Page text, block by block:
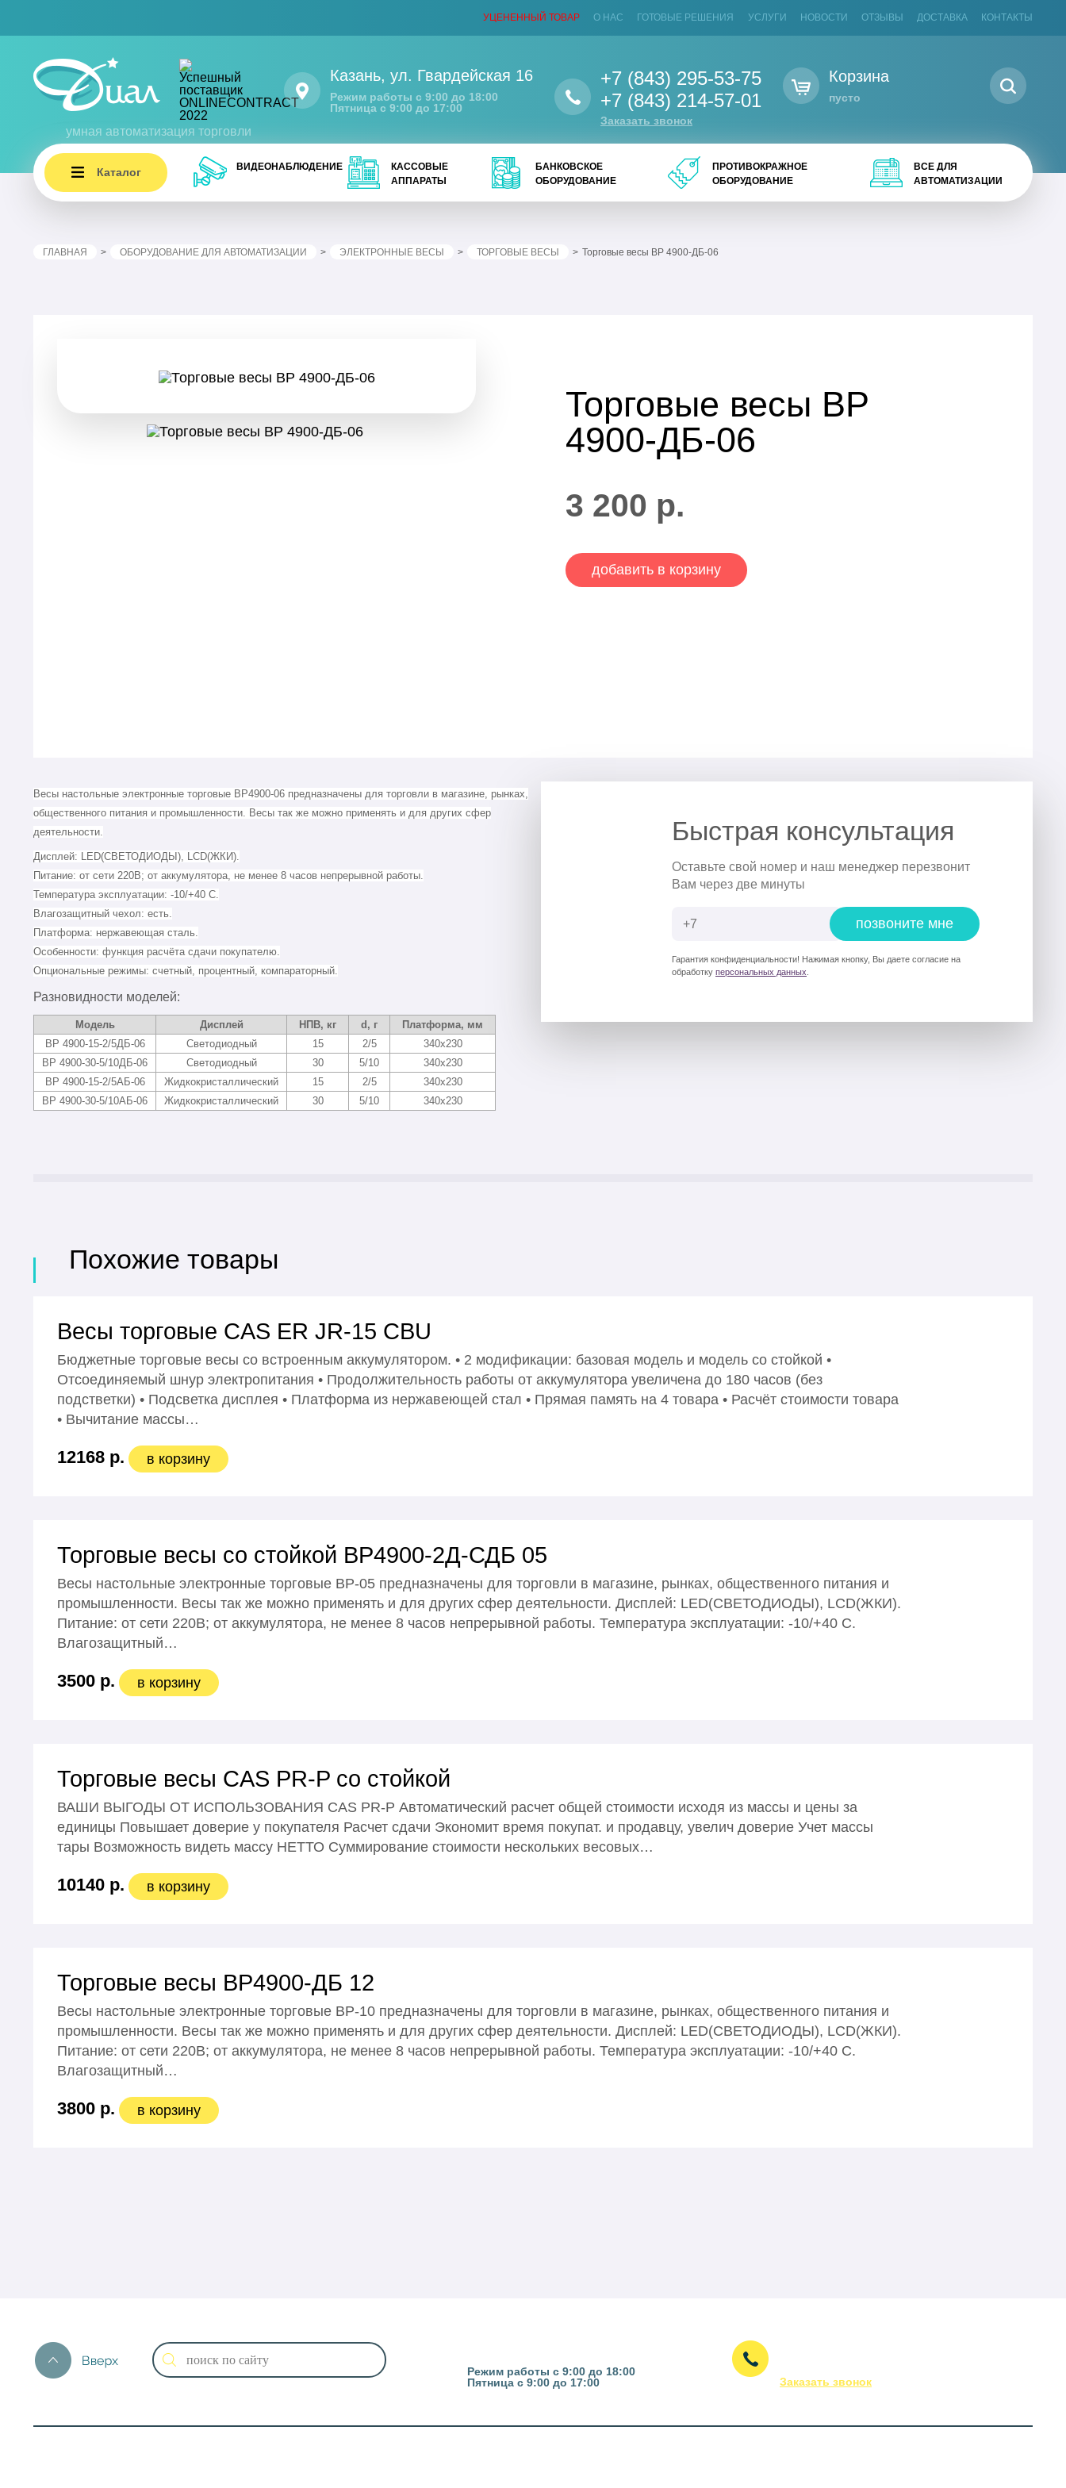
УЦЕНЕННЫЙ ТОВАР О НАС ГОТОВЫЕ РЕШЕНИЯ УСЛУГИ НОВОСТИ ОТЗЫВЫ ДОСТАВКА КОНТАКТЫ
умная автоматизация торговли
Казань, ул. Гвардейская 16
Режим работы с 9:00 до 18:00
Пятница с 9:00 до 17:00
+7 (843) 295-53-75
+7 (843) 214-57-01
Заказать звонок
Корзина
пусто
Каталог ВИДЕОНАБЛЮДЕНИЕ
КАССОВЫЕ
АППАРАТЫ
БАНКОВСКОЕ
ОБОРУДОВАНИЕ
ПРОТИВОКРАЖНОЕ
ОБОРУДОВАНИЕ
ВСЕ ДЛЯ
АВТОМАТИЗАЦИИ
ГЛАВНАЯ ОБОРУДОВАНИЕ ДЛЯ АВТОМАТИЗАЦИИ ЭЛЕКТРОННЫЕ ВЕСЫ ТОРГОВЫЕ ВЕСЫ Торговые весы ВР 4900-ДБ-06
Торговые весы ВР
4900-ДБ-06
3 200 р.
добавить в корзину
Быстрая консультация
Оставьте свой номер и наш менеджер перезвонит
Вам через две минуты
позвоните мне
Гарантия конфиденциальности! Нажимая кнопку, Вы даете согласие на
обработку персональных данных
Весы настольные электронные торговые ВР4900-06 предназначены для торговли в магазине, рынках,
общественного питания и промышленности. Весы так же можно применять и для других сфер
деятельности.
Дисплей: LЕD(СВЕТОДИОДЫ), LСD(ЖКИ).
Питание: от сети 220В; от аккумулятора, не менее 8 часов непрерывной работы.
Температура эксплуатации: -10/+40 С.
Влагозащитный чехол: есть.
Платформа: нержавеющая сталь.
Особенности: функция расчёта сдачи покупателю.
Опциональные режимы: счетный, процентный, компараторный.
Разновидности моделей:
Модель Дисплей НПВ, кг d, г
Платформа, мм
ВР 4900-15-2/5ДБ-06
Светодиодный 15 2/5
340х230
ВР 4900-30-5/10ДБ-06
Светодиодный 30 5/10
340х230
ВР 4900-15-2/5АБ-06
Жидкокристаллический 15 2/5
340х230
ВР 4900-30-5/10АБ-06
Жидкокристаллический 30 5/10 340х230
Похожие товары
Весы торговые CAS ER JR-15 CBU
Бюджетные торговые весы со встроенным аккумулятором. • 2 модификации: базовая модель и модель со стойкой •
Отсоединяемый шнур электропитания • Продолжительность работы от аккумулятора увеличена до 180 часов (без
подстветки) • Подсветка дисплея • Платформа из нержавеющей стал • Прямая память на 4 товара • Расчёт стоимости товара
• Вычитание массы…
12168 р. в корзину
Торговые весы со стойкой ВР4900-2Д-СДБ 05
Весы настольные электронные торговые ВР-05 предназначены для торговли в магазине, рынках, общественного питания и
промышленности. Весы так же можно применять и для других сфер деятельности. Дисплей: LЕD(СВЕТОДИОДЫ), LСD(ЖКИ).
Питание: от сети 220В; от аккумулятора, не менее 8 часов непрерывной работы. Температура эксплуатации: -10/+40 С.
Влагозащитный…
3500 р. в корзину
Торговые весы CAS PR-P со стойкой
ВАШИ ВЫГОДЫ ОТ ИСПОЛЬЗОВАНИЯ CAS PR-P Автоматический расчет общей стоимости исходя из массы и цены за
единицы Повышает доверие у покупателя Расчет сдачи Экономит время покупат. и продавцу, увелич доверие Учет массы
тары Возможность видеть массу НЕТТО Суммирование стоимости нескольких весовых…
10140 р. в корзину
Торговые весы ВР4900-ДБ 12
Весы настольные электронные торговые ВР-10 предназначены для торговли в магазине, рынках, общественного питания и
промышленности. Весы так же можно применять и для других сфер деятельности. Дисплей: LЕD(СВЕТОДИОДЫ), LСD(ЖКИ).
Питание: от сети 220В; от аккумулятора, не менее 8 часов непрерывной работы. Температура эксплуатации: -10/+40 С.
Влагозащитный…
3800 р. в корзину
Режим работы с 9:00 до 18:00
Пятница с 9:00 до 17:00
Заказать звонок